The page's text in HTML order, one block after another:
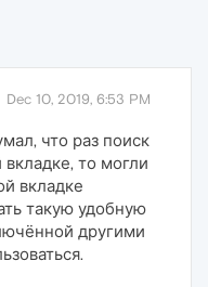
Dec 10, 2019, 6:53 PM
что раз поиск
то могли
вкладке
такую удобную
другими